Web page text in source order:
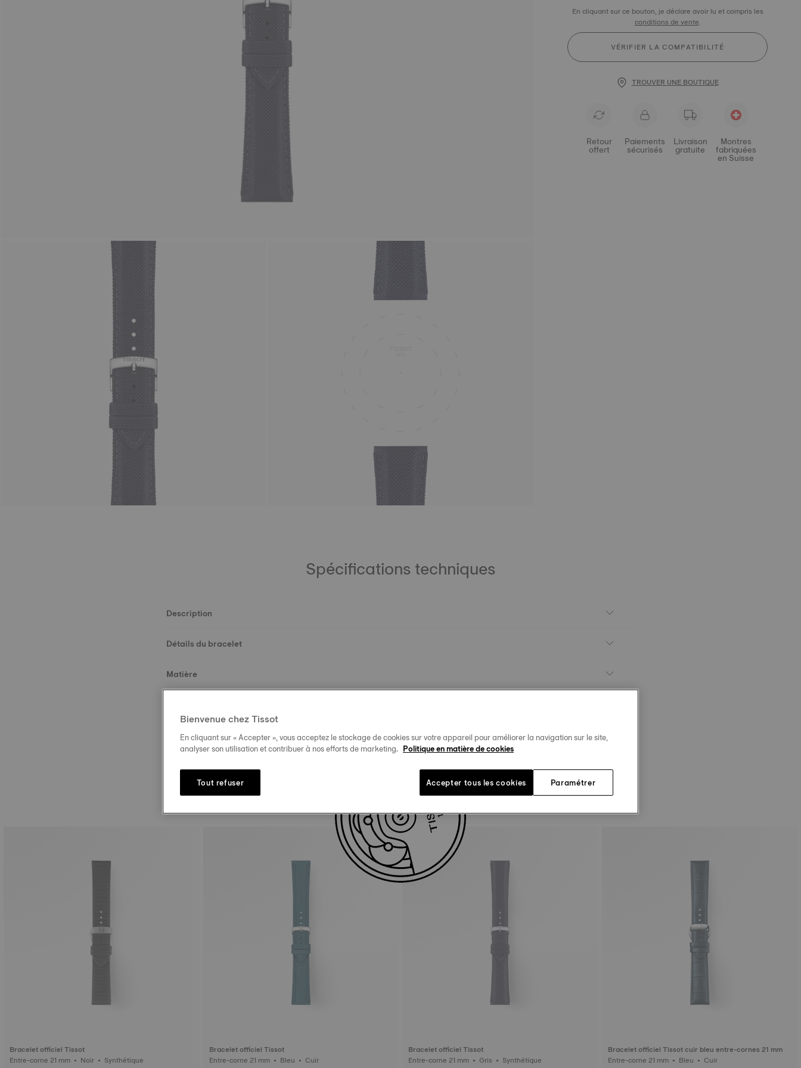
En cliquant sur ce bouton, je déclare avoir lu et compris les
conditions de vente.
VÉRIFIER LA COMPATIBILITÉ
TROUVER UNE BOUTIQUE
Retour
offert
Paiements
sécurisés
Livraison
gratuite
Montres
fabriquées
en Suisse
Spécifications techniques
Description
Détails du bracelet
Matière
Boucle
Produits similaires
Bracelet officiel Tissot
Entre-corne 21 mm • Noir • Synthétique
Bracelet officiel Tissot
Entre-corne 21 mm • Bleu • Cuir
Bracelet officiel Tissot
Entre-corne 21 mm • Gris • Synthétique
Bracelet officiel Tissot cuir bleu entre-cornes 21 mm
Entre-corne 21 mm • Bleu • Cuir
Bienvenue chez Tissot
En cliquant sur « Accepter », vous acceptez le stockage de cookies sur votre appareil pour améliorer la navigation sur le site,
analyser son utilisation et contribuer à nos efforts de marketing. Politique en matière de cookies
Paramétrer
Tout refuser Accepter tous les cookies